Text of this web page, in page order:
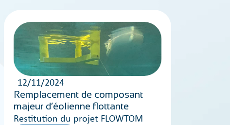
12/11/2024
Remplacement de composant
majeur d’éolienne flottante
Restitution du projet FLOWTOM